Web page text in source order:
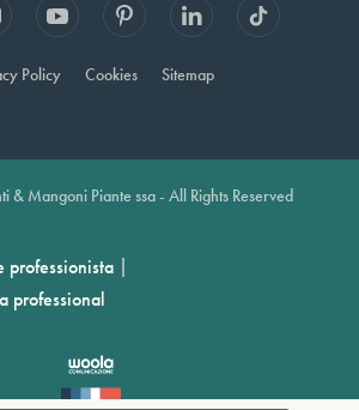
Policy Cookies Sitemap
Mangoni Piante ssa - All Rights Reserved
professionista |
professional